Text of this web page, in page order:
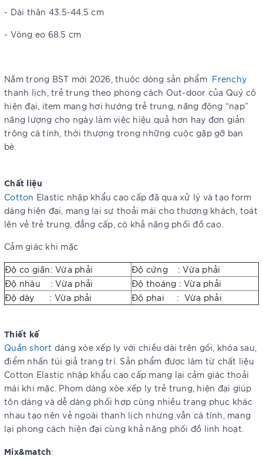
- Dài thân 43.5-44.5 cm
- Vòng eo 68.5 cm
Nằm trong BST mới 2026, thuộc dòng sản phẩm Frenchy
thanh lịch, trẻ trung theo phong cách Out-door của Quý cô
hiện đại, item mang hơi hướng trẻ trung, năng động “nạp”
năng lượng cho ngày làm việc hiệu quả hơn hay đơn giản
trông cá tính, thời thượng trong những cuộc gặp gỡ bạn
bè.
Chất liệu
Cotton Elastic nhập khẩu cao cấp đã qua xử lý và tạo form
dáng hiện đại, mang lại sự thoải mái cho thượng khách, toát
lên vẻ trẻ trung, đẳng cấp, có khả năng phối đồ cao.
Cảm giác khi mặc
Độ co giãn: Vừa phải
Độ cứng : Vừa phải
Độ nhàu : Vừa phải
Độ thoáng : Vừa phải
Độ dày : Vừa phải
Độ phai : Vừa phải
Thiết kế
Quần short dáng xòe xếp ly với chiều dài trên gối, khóa sau,
điểm nhấn túi giả trang trí. Sản phẩm được làm từ chất liệu
Cotton Elastic nhập khẩu cao cấp mang lại cảm giác thoải
mái khi mặc. Phom dáng xòe xếp ly trẻ trung, hiện đại giúp
tôn dáng và dễ dàng phối hợp cùng nhiều trang phục khác
nhau tạo nên vẻ ngoài thanh lịch nhưng vẫn cá tính, mang
lại phong cách hiện đại cùng khả năng phối đồ linh hoạt.
Mix&match: